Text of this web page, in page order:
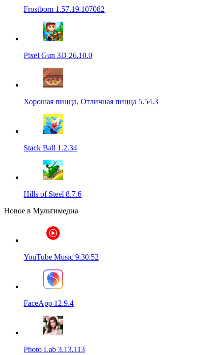
Frostborn 1.57.19.107082
Pixel Gun 3D 26.10.0
Хорошая пицца, Отличная пицца 5.54.3
Stack Ball 1.2.34
Hills of Steel 8.7.6
Новое в Мультимедиа
YouTube Music 9.30.52
FaceApp 12.9.4
Photo Lab 3.13.113